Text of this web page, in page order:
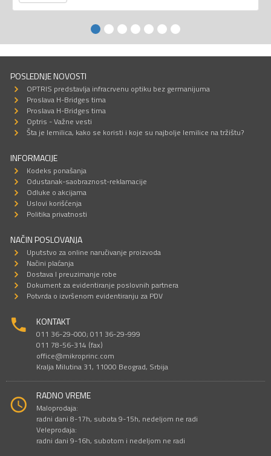
POSLEDNJE NOVOSTI
OPTRIS predstavlja infracrvenu optiku bez germanijuma
Proslava H-Bridges tima
Proslava H-Bridges tima
Optris - Važne vesti
Šta je lemilica, kako se koristi i koje su najbolje lemilice na tržištu?
INFORMACIJE
Kodeks ponašanja
Odustanak-saobraznost-reklamacije
Odluke o akcijama
Uslovi korišćenja
Politika privatnosti
NAČIN POSLOVANJA
Uputstvo za online naručivanje proizvoda
Načini plaćanja
Dostava I preuzimanje robe
Dokument za evidentiranje poslovnih partnera
Potvrda o izvršenom evidentiranju za PDV
KONTAKT
011 36-29-000; 011 36-29-999
011 78-56-314 (fax)
office@mikroprinc.com
Kralja Milutina 31, 11000 Beograd, Srbija
RADNO VREME
Maloprodaja:
radni dani 8-17h, subota 9-15h, nedeljom ne radi
Veleprodaja:
radni dani 9-16h, subotom i nedeljom ne radi